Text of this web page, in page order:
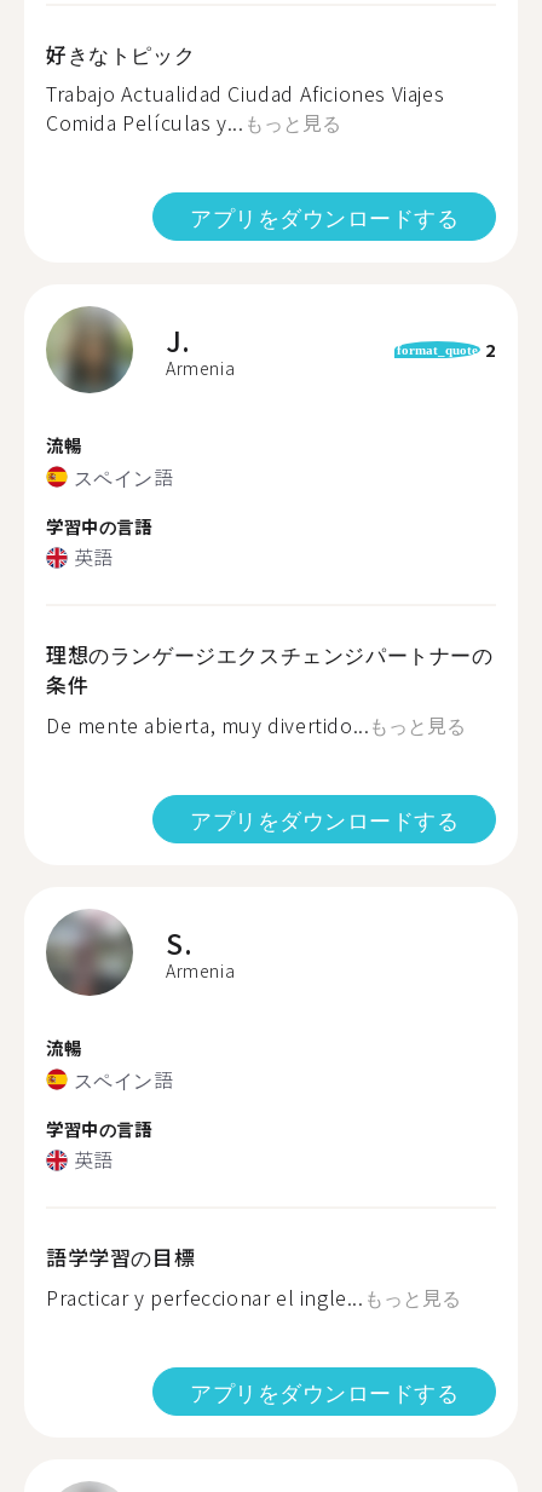
好きなトピック
Trabajo Actualidad Ciudad Aficiones Viajes
Comida Películas y... もっと見る
アプリをダウンロードする
J.
Armenia
format_quote 2
流暢
スペイン語
学習中の言語
英語
理想のランゲージエクスチェンジパートナーの
条件
De mente abierta, muy divertido...もっと見る
アプリをダウンロードする
S.
Armenia
流暢
スペイン語
学習中の言語
英語
語学学習の目標
Practicar y perfeccionar el ingle... もっと見る
アプリをダウンロードする